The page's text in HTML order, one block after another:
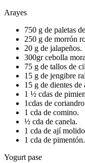
Arayes
750 g de paletas
250 g de morrón
20 g de jalapeños.
300gr cebolla
75 g de tallos de
15 g de jengibre
15 g de dientes de
1 ½ cdas de
1cdas de
1 cda de comino.
½ cda de canela.
1 cda de ají
1 cda de pimentón.
Yogurt pase